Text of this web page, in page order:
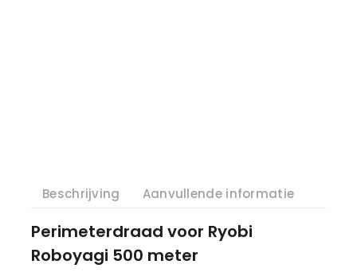
Beschrijving Aanvullende informatie
Perimeterdraad voor Ryobi
Roboyagi 500 meter